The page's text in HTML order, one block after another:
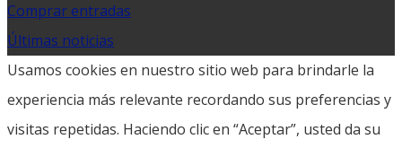
Comprar entradas
Últimas noticias
Usamos cookies en nuestro sitio web para brindarle la
experiencia más relevante recordando sus preferencias y
visitas repetidas. Haciendo clic en “Aceptar”, usted da su